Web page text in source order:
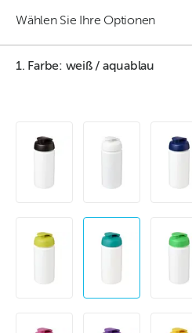
Wählen Sie Ihre Optionen
1. Farbe: weiß / aquablau